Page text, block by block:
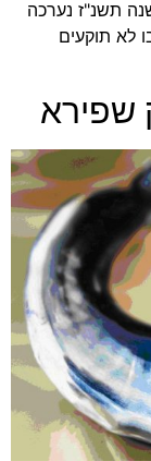
תשנ"ז נערכה
לא תוקעים
שפירא